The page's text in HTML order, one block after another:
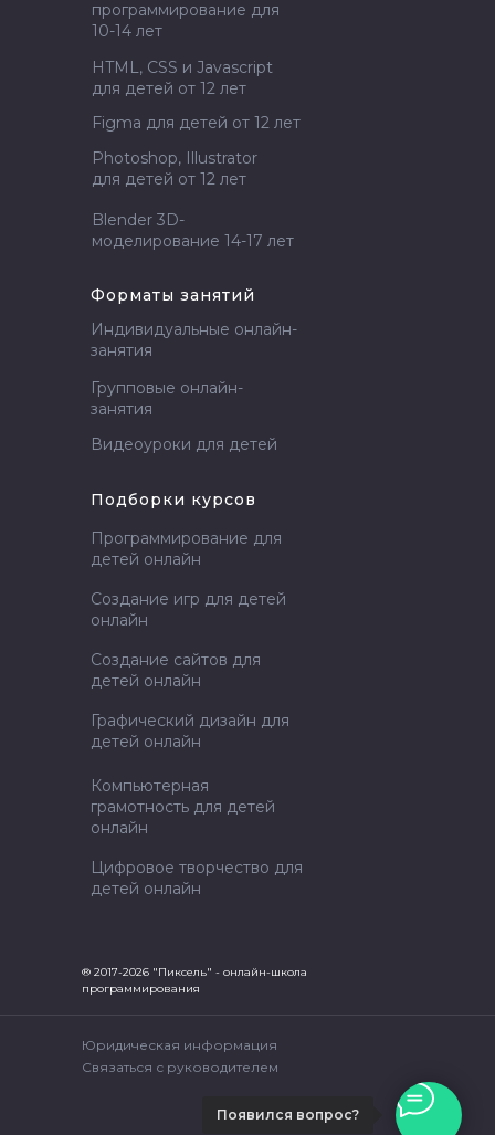
Появился вопрос?
® 2017-2026 "Пиксель" - онлайн-школа
программирования
Юридическая информация
Связаться с руководителем
программирование для
10-14 лет
HTML, CSS и Javascript
для детей от 12 лет
Figma для детей от 12 лет
Photoshop, Illustrator
для детей от 12 лет
Blender 3D-
моделирование 14-17 лет
Форматы занятий
Индивидуальные онлайн-
занятия
Групповые онлайн-
занятия
Видеоуроки для детей
Подборки курсов
Программирование для
детей онлайн
Создание игр для детей
онлайн
Создание сайтов для
детей онлайн
Цифровое творчество для
детей онлайн
Компьютерная
грамотность для детей
онлайн
Графический дизайн для
детей онлайн